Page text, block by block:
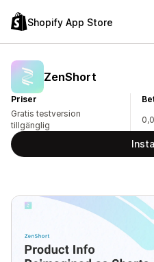
Shopify App Store
ZenShort
Priser
Gratis testversion
tillgänglig
0,0